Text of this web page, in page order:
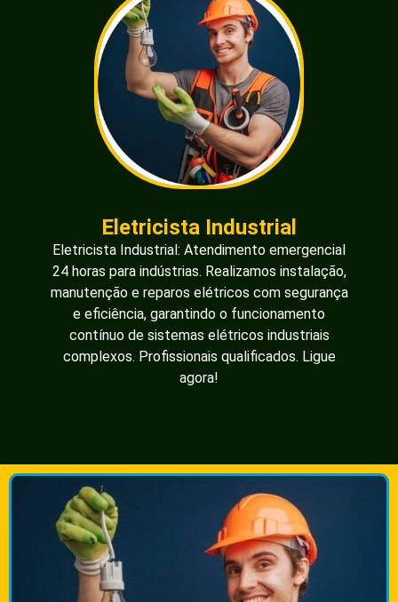
Eletricista Industrial
Eletricista Industrial: Atendimento emergencial
24 horas para indústrias. Realizamos instalação,
manutenção e reparos elétricos com segurança
e eficiência, garantindo o funcionamento
contínuo de sistemas elétricos industriais
complexos. Profissionais qualificados. Ligue
agora!